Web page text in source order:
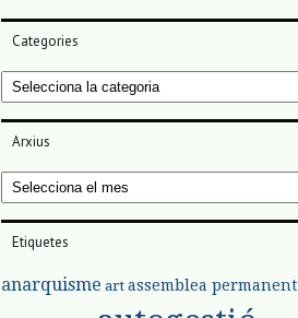
Categories
Categories
Arxius
Arxius
Etiquetes
anarquisme art assemblea permanent